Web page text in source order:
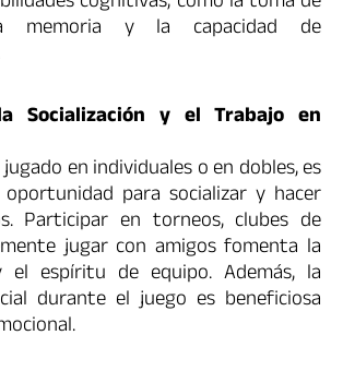
memoria y la capacidad de
Socialización y el Trabajo en
en individuales o en dobles, es
para socializar y hacer
Participar en torneos, clubes de
jugar con amigos fomenta la
el espíritu de equipo. Además, la
durante el juego es beneficiosa